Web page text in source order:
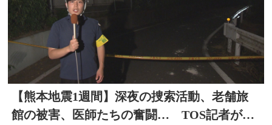
【熊本地震1週間】深夜の捜索活動、老舗旅
館の被害、医師たちの奮闘… TOS記者が取